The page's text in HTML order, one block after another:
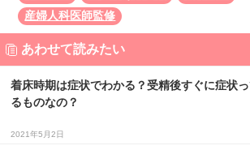
産婦人科医師監修
あわせて読みたい
着床時期は症状でわかる？受精後すぐに症状
るものなの？
2021年5月2日